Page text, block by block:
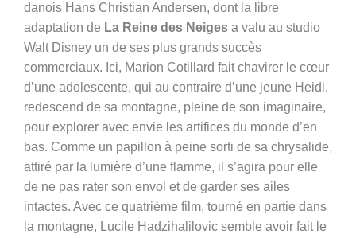
danois Hans Christian Andersen, dont la libre
adaptation de La Reine des Neiges a valu au studio
Walt Disney un de ses plus grands succès
commerciaux. Ici, Marion Cotillard fait chavirer le cœur
d’une adolescente, qui au contraire d’une jeune Heidi,
redescend de sa montagne, pleine de son imaginaire,
pour explorer avec envie les artifices du monde d’en
bas. Comme un papillon à peine sorti de sa chrysalide,
attiré par la lumière d’une flamme, il s’agira pour elle
de ne pas rater son envol et de garder ses ailes
intactes. Avec ce quatrième film, tourné en partie dans
la montagne, Lucile Hadzihalilovic semble avoir fait le